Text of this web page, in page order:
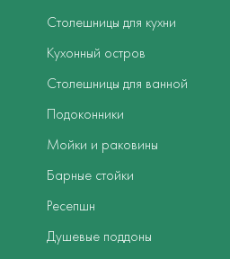
Столешницы для кухни
Кухонный остров
Столешницы для ванной
Подоконники
Мойки и раковины
Барные стойки
Ресепшн
Душевые поддоны